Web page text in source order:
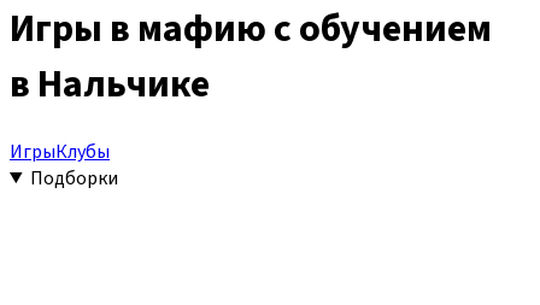
Игры в мафию с обучением
в Нальчике
ИгрыКлубы
Подборки